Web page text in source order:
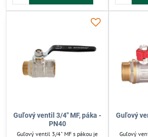
domácnostiach aj záhradách.
životnosť
Guľový ventil 3/4" MF, páka -
PN40
Guľový ventil 3/4" MF s pákou je
Guľový
Guľový